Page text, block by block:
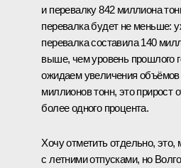
и перевалку 842 миллиона
перевалка будет не меньше:
перевалка составила 140
выше, чем уровень прошлого
ожидаем увеличения
миллионов тонн, это прирост
более одного процента.
Хочу отметить отдельно,
с летними отпусками, но